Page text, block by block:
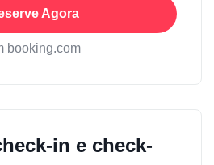
Agora
booking.com
in e check-